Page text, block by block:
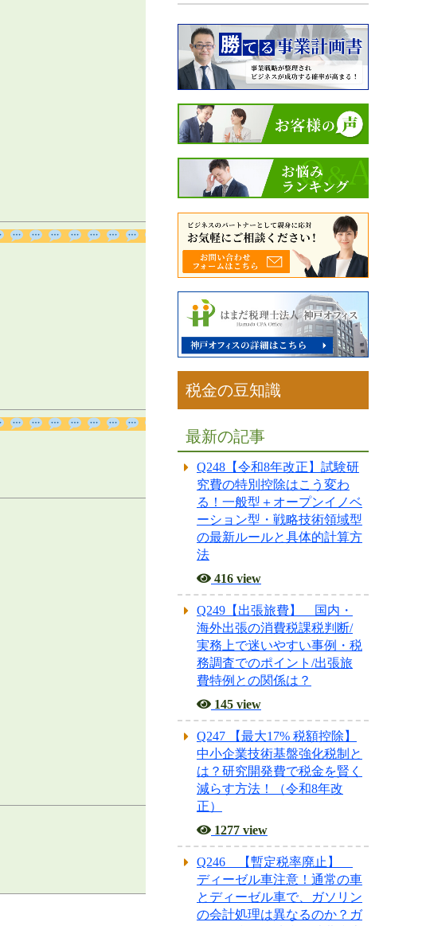
青色申告法人であれ
ば、
繰越欠損金
につ
き、所得金額全額
（100％）の控除が
可能。
⇒「中小法人以外」
は、「繰越控除前所
得金額の50％」が控
除限度額。
ば、「
し還付」の制度が認
められる。
一括評価金銭債権に
かかる 貸倒引当金の
金
算入。
利益に課税される
「留保金課税」の適
用除外。
税金の豆知識
最新の記事
Q248【令和8年改正】試験研
究費の特別控除はこう変わ
る！一般型＋オープンイノベ
ーション型・戦略技術領域型
の最新ルールと具体的計算方
法
416 view
Q249【出張旅費】 国内・
海外出張の消費税課税判断/
実務上で迷いやすい事例・税
務調査でのポイント/出張旅
費特例との関係は？
145 view
Q247 【最大17% 税額控除】
中小企業技術基盤強化税制と
は？研究開発費で税金を賢く
減らす方法！（令和8年改
正）
1277 view
Q246 【暫定税率廃止】
ディーゼル車注意！通常の車
とディーゼル車で、ガソリン
の会計処理は異なるのか？ガ